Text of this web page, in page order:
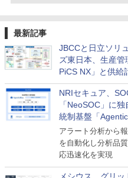
最新記事
JBCCと日立ソリ
ズ東日本、生産管
PiCS NX」と供給
「scSQUARE ISP
ービスを提供開始
NRIセキュア、
「NeoSOC」に
統制基盤「
導入
アラート分析から
を自動化し分析品
応迅速化を実現